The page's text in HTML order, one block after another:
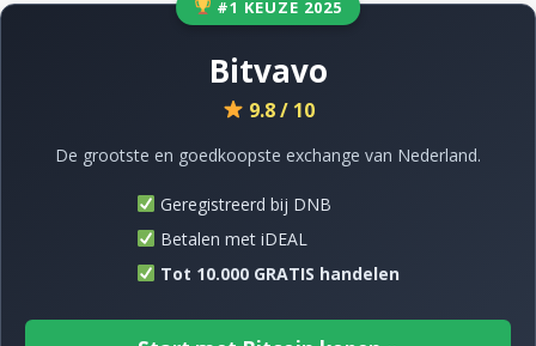
#1 KEUZE 2025
Bitvavo
9.8 / 10
De grootste en goedkoopste exchange van Nederland.
Geregistreerd bij DNB
Betalen met iDEAL
Tot 10.000 GRATIS handelen